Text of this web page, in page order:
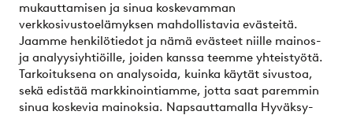
mukauttamisen ja sinua koskevamman
verkkosivustoelämyksen mahdollistavia evästeitä.
Jaamme henkilötiedot ja nämä evästeet niille mainos-
ja analyysiyhtiöille, joiden kanssa teemme yhteistyötä.
Tarkoituksena on analysoida, kuinka käytät sivustoa,
sekä edistää markkinointiamme, jotta saat paremmin
sinua koskevia mainoksia. Napsauttamalla Hyväksy-
Turvalliset maksut – maksa nyt tai erissä
Haluatko tietää lisää maksuvaihtoehdoistamme?
elpy